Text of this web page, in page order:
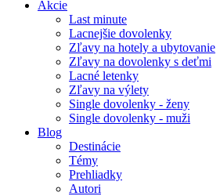
Akcie
Last minute
Lacnejšie dovolenky
Zľavy na hotely a ubytovanie
Zľavy na dovolenky s deťmi
Lacné letenky
Zľavy na výlety
Single dovolenky - ženy
Single dovolenky - muži
Blog
Destinácie
Témy
Prehliadky
Autori